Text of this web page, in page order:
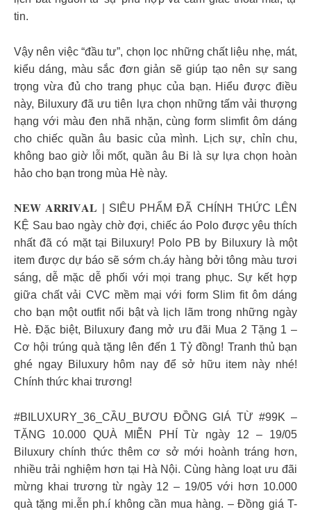
tin.
Vậy nên việc “đầu tư”, chọn lọc những chất liệu nhẹ, mát,
kiểu dáng, màu sắc đơn giản sẽ giúp tạo nên sự sang
trọng vừa đủ cho trang phục của bạn. Hiểu được điều
này, Biluxury đã ưu tiên lựa chọn những tấm vải thượng
hạng với màu đen nhã nhặn, cùng form slimfit ôm dáng
cho chiếc quần âu basic của mình. Lịch sự, chỉn chu,
không bao giờ lỗi mốt, quần âu Bi là sự lựa chọn hoàn
hảo cho bạn trong mùa Hè này.
𝐍𝐄𝐖 𝐀𝐑𝐑𝐈𝐕𝐀𝐋 | SIÊU PHẨM ĐÃ CHÍNH THỨC LÊN
KỆ Sau bao ngày chờ đợi, chiếc áo Polo được yêu thích
nhất đã có mặt tại Biluxury! Polo PB by Biluxury là một
item được dự báo sẽ sớm ch.áy hàng bởi tông màu tươi
sáng, dễ mặc dễ phối với mọi trang phục. Sự kết hợp
giữa chất vải CVC mềm mại với form Slim fit ôm dáng
cho bạn một outfit nổi bật và lịch lãm trong những ngày
Hè. Đặc biệt, Biluxury đang mở ưu đãi Mua 2 Tặng 1 –
Cơ hội trúng quà tặng lên đến 1 Tỷ đồng! Tranh thủ bạn
ghé ngay Biluxury hôm nay để sở hữu item này nhé!
Chính thức khai trương!
#BILUXURY_36_CẦU_BƯƠU ĐỒNG GIÁ TỪ #99K –
TẶNG 10.000 QUÀ MIỄN PHÍ Từ ngày 12 – 19/05
Biluxury chính thức thêm cơ sở mới hoành tráng hơn,
nhiều trải nghiệm hơn tại Hà Nội. Cùng hàng loạt ưu đãi
mừng khai trương từ ngày 12 – 19/05 với hơn 10.000
quà tặng mi.ễn ph.í không cần mua hàng. – Đồng giá T-